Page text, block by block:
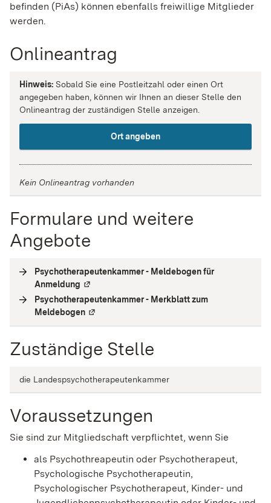
befinden (PiAs) können ebenfalls freiwillige Mitglieder
werden.
Onlineantrag
Hinweis: Sobald Sie eine Postleitzahl oder einen Ort
angegeben haben, können wir Ihnen an dieser Stelle den
Onlineantrag der zuständigen Stelle anzeigen.
Ort angeben
Kein Onlineantrag vorhanden
Formulare und weitere
Angebote
Psychotherapeutenkammer - Meldebogen für
Anmeldung Externe Verlinkung
Psychotherapeutenkammer - Merkblatt zum
Meldebogen Externe Verlinkung
Zuständige Stelle
die Landespsychotherapeutenkammer
Voraussetzungen
Sie sind zur Mitgliedschaft verpflichtet, wenn Sie
als Psychothreapeutin oder Psychotherapeut,
Psychologische Psychotherapeutin,
Psychologischer Psychotherapeut, Kinder- und